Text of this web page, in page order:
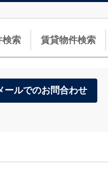
検索 賃貸物件検索
ールでのお問合わせ